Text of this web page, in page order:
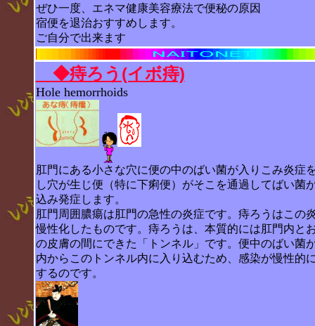
ぜひ一度、エネマ健康美容療法で便秘の原因
宿便を退治おすすめします。
ご自分で出来ます
◆痔ろう(イボ痔)
Hole hemorrhoids
肛門にある小さな穴に便の中のばい菌が入りこみ炎症
し穴が生じ便（特に下痢便）がそこを通過してばい菌
込み発症します。
肛門周囲膿瘍は肛門の急性の炎症です。痔ろうはこの
慢性化したものです。痔ろうは、本質的には肛門内と
の皮膚の間にできた「トンネル」です。便中のばい菌
内からこのトンネル内に入り込むため、感染が慢性的
するのです。